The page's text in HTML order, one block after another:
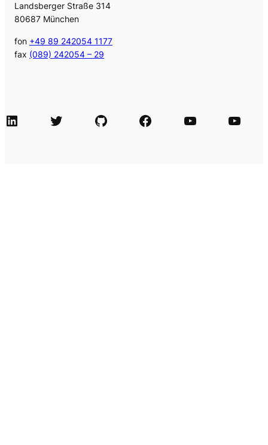
Landsberger Straße 314
80687 München
fon +49 89 242054 1177
fax (089) 242054 – 29
LinkedIn Twitter GitHub Facebook Agile Videos Tech-Videos